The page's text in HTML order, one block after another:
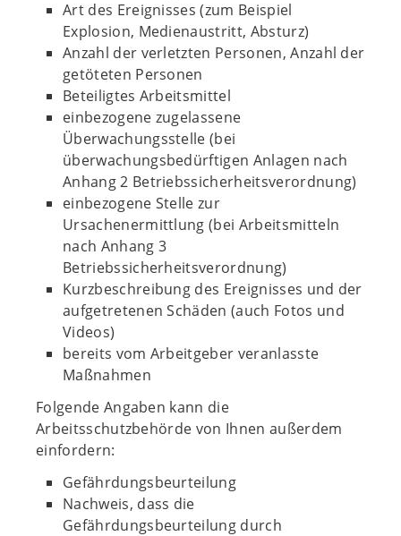
Art des Ereignisses (zum Beispiel
Explosion, Medienaustritt, Absturz)
Anzahl der verletzten Personen, Anzahl der
getöteten Personen
Beteiligtes Arbeitsmittel
einbezogene zugelassene
Überwachungsstelle (bei
überwachungsbedürftigen Anlagen nach
Anhang 2 Betriebssicherheitsverordnung)
einbezogene Stelle zur
Ursachenermittlung (bei Arbeitsmitteln
nach Anhang 3
Betriebssicherheitsverordnung)
Kurzbeschreibung des Ereignisses und der
aufgetretenen Schäden (auch Fotos und
Videos)
bereits vom Arbeitgeber veranlasste
Maßnahmen
Folgende Angaben kann die
Arbeitsschutzbehörde von Ihnen außerdem
einfordern:
Gefährdungsbeurteilung
Nachweis, dass die
Gefährdungsbeurteilung durch